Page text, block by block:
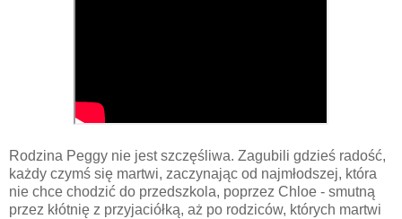
Rodzina Peggy nie jest szczęśliwa. Zagubili gdzieś radość,
każdy czymś się martwi, zaczynając od najmłodszej, która
nie chce chodzić do przedszkola, poprzez Chloe - smutną
przez kłótnię z przyjaciółką, aż po rodziców, których martwi